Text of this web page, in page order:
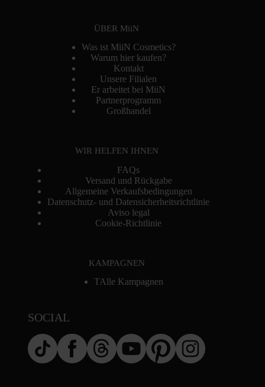
ÜBER MiiN
Was ist MiiN Cosmetics?
Warum hier kaufen?
Kontakt
Unsere Filialen
Er arbeitet bei MiiN
Partnerprogramm
Großhandel
WIR HELFEN IHNEN
FAQs
Versand und Rückgabe
Allgemeine Verkaufsbedingungen
Datenschutz- und Datensicherheitsrichtlinie
Aviso legal
Cookie-Richtlinie
KAMPAGNEN
TAlle Kampagnen
SOCIAL